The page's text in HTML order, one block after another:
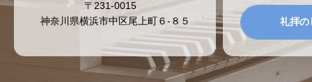
〒231-0015
神奈川県横浜市中区尾上町６-８５
礼拝の